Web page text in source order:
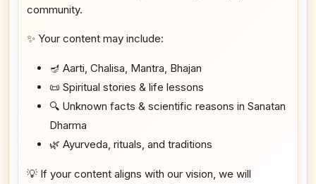
community.
✨ Your content may include:
🪔 Aarti, Chalisa, Mantra, Bhajan
📜 Spiritual stories & life lessons
🔍 Unknown facts & scientific reasons in Sanatan
Dharma
🌿 Ayurveda, rituals, and traditions
💡 If your content aligns with our vision, we will